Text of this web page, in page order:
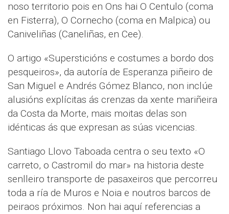
noso territorio pois en Ons hai O Centulo (coma
en Fisterra), O Cornecho (coma en Malpica) ou
Caniveliñas (Caneliñas, en Cee).
O artigo «Supersticións e costumes a bordo dos
pesqueiros», da autoría de Esperanza piñeiro de
San Miguel e Andrés Gómez Blanco, non inclúe
alusións explícitas ás crenzas da xente mariñeira
da Costa da Morte, mais moitas delas son
idénticas ás que expresan as súas vicencias.
Santiago Llovo Taboada centra o seu texto «O
carreto, o Castromil do mar» na historia deste
senlleiro transporte de pasaxeiros que percorreu
toda a ría de Muros e Noia e noutros barcos de
peiraos próximos. Non hai aquí referencias a